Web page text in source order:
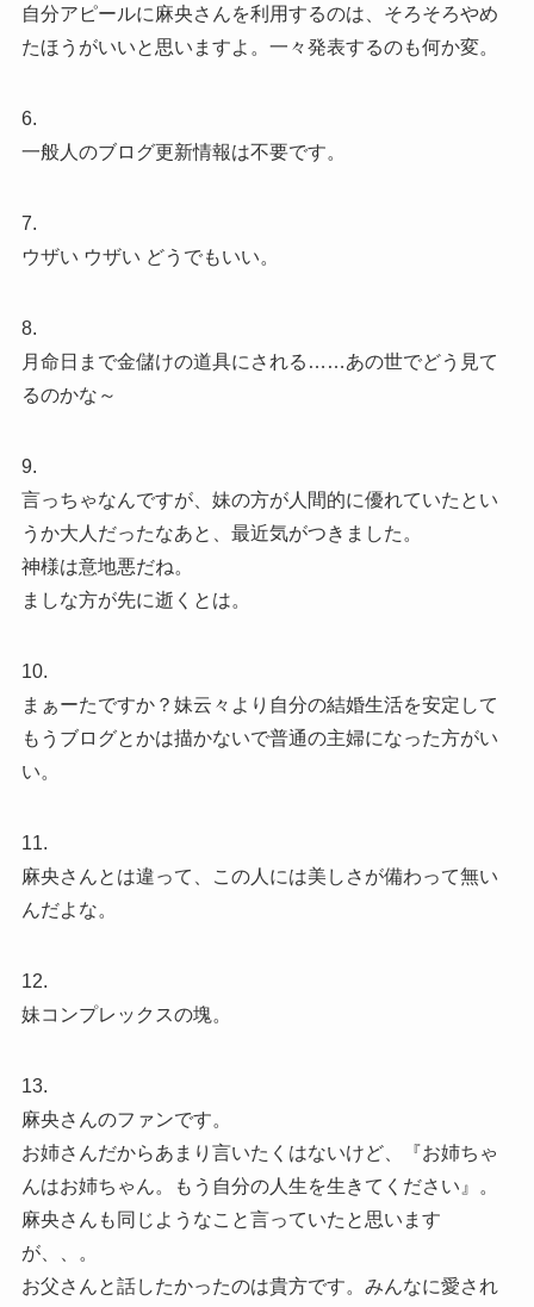
自分アピールに麻央さんを利用するのは、そろそろやめ
たほうがいいと思いますよ。一々発表するのも何か変。
6.
一般人のブログ更新情報は不要です。
7.
ウザい ウザい どうでもいい。
8.
月命日まで金儲けの道具にされる……あの世でどう見て
るのかな～
9.
言っちゃなんですが、妹の方が人間的に優れていたとい
うか大人だったなあと、最近気がつきました。
神様は意地悪だね。
ましな方が先に逝くとは。
10.
まぁーたですか？妹云々より自分の結婚生活を安定して
もうブログとかは描かないで普通の主婦になった方がい
い。
11.
麻央さんとは違って、この人には美しさが備わって無い
んだよな。
12.
妹コンプレックスの塊。
13.
麻央さんのファンです。
お姉さんだからあまり言いたくはないけど、『お姉ちゃ
んはお姉ちゃん。もう自分の人生を生きてください』。
麻央さんも同じようなこと言っていたと思います
が、、。
お父さんと話したかったのは貴方です。みんなに愛され